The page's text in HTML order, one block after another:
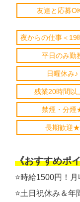
友達と応募
夜からの仕事＜
平日のみ勤
日曜休み♪
残業20時間
禁煙・分
長期歓迎★
《おすすめポ
⭐️時給1500円！
⭐️土日祝休み＆